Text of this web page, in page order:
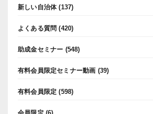
新しい自治体(137)
よくある質問 (420)
助成金セミナー (548)
有料会員限定セミナー動画 (39)
有料会員限定 (598)